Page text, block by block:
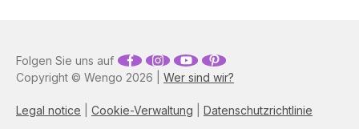
Copyright © Wengo 2026 | Wer sind wir?
Legal notice Cookie-Verwaltung Datenschutzrichtlinie
Folgen Sie uns auf